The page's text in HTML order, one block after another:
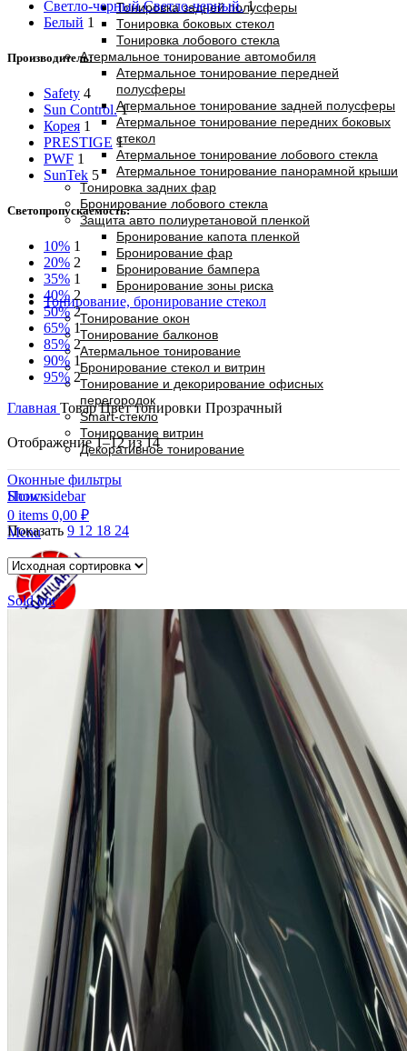
Тонировка задней полусферы
Тонировка боковых стекол
Тонировка лобового стекла
Атермальное тонирование автомобиля
Атермальное тонирование передней
полусферы
Атермальное тонирование задней полусферы
Атермальное тонирование передних боковых
стекол
Атермальное тонирование лобового стекла
Атермальное тонирование панорамной крыши
Тонировка задних фар
Бронирование лобового стекла
Защита авто полиуретановой пленкой
Бронирование капота пленкой
Бронирование фар
Бронирование бампера
Бронирование зоны риска
Тонирование, бронирование стекол
Тонирование окон
Тонирование балконов
Атермальное тонирование
Бронирование стекол и витрин
Тонирование и декорирование офисных
перегородок
Smart-стекло
Тонирование витрин
Декоративное тонирование
Оконные фильтры
Поиск
0 items 0,00 ₽
Menu
Продажа и установка тонировочных пленок
₽
Светло-черный.Светло-черный. 1
Белый 1
Производитель:
Safety 4
Sun Control. 1
Корея 1
PRESTIGE 1
PWF 1
SunTek 5
Светопропускаемость:
10% 1
20% 2
35% 1
40% 2
50% 2
65% 1
85% 2
90% 1
95% 2
Главная Товар Цвет тонировки Прозрачный
Отображение 1–12 из 14
Show sidebar
Показать 9 12 18 24
Sold out